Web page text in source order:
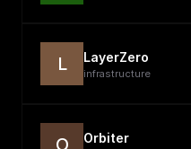
L LayerZero
infrastructure
O Orbiter